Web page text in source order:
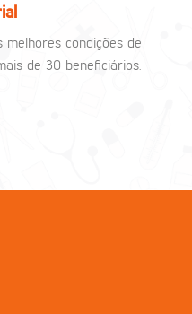
melhores condições de
de 30 beneficiários.